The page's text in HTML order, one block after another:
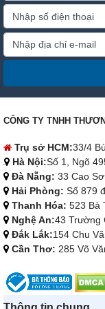
CÔNG TY TNHH
Trụ sở HCM:33/4
Hà Nội:Số 1, Ngõ
Đà Nẵng: 33 Cao
Hải Phòng: Số 879
Thanh Hóa: 523 Bà
Nghệ An:43 Trường
Đắk Lắk:154 Chu
Cần Thơ: 285 Võ